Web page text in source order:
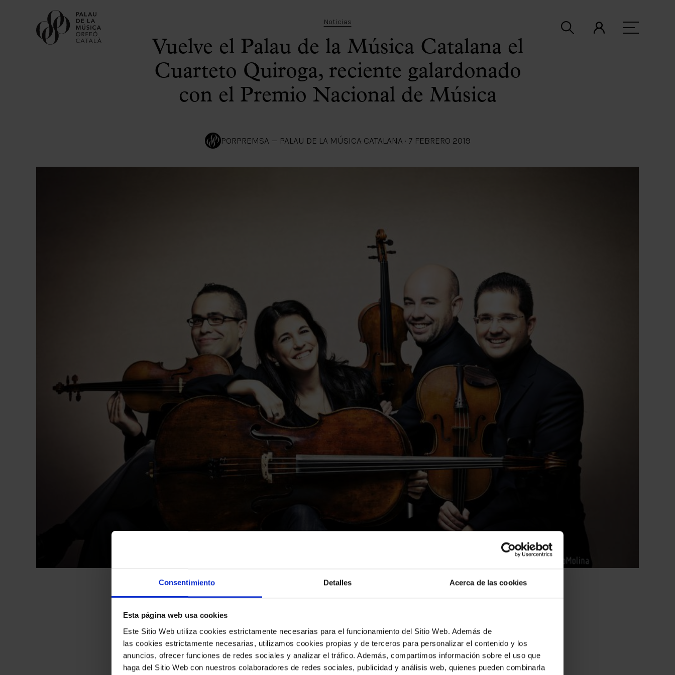
Consentimiento Detalles Acerca de las cookies
Esta página web usa cookies
Este Sitio Web utiliza cookies estrictamente necesarias para el funcionamiento del Sitio Web. Además de
las cookies estrictamente necesarias, utilizamos cookies propias y de terceros para personalizar el contenido y los
anuncios, ofrecer funciones de redes sociales y analizar el tráfico. Además, compartimos información sobre el uso que
haga del Sitio Web con nuestros colaboradores de redes sociales, publicidad y análisis web, quienes pueden combinarla
Noticias
Vuelve el Palau de la Música Catalana el
Cuarteto Quiroga, reciente galardonado
con el Premio Nacional de Música
PORPREMSA — PALAU DE LA MÚSICA CATALANA · 7 FEBRERO 2019
Palau de la Música Catalana el reciente premiadoCuarteto Quiroga.
La formación, que ha recibido elPremio Nacional de Música 2018por ser"uno de los